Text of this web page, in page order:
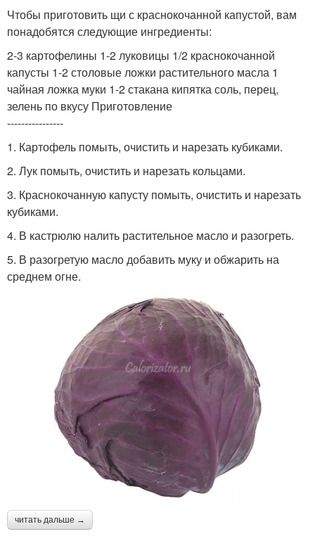
Чтобы приготовить щи с краснокочанной капустой, вам
понадобятся следующие ингредиенты:
2-3 картофелины 1-2 луковицы 1/2 краснокочанной
капусты 1-2 столовые ложки растительного масла 1
чайная ложка муки 1-2 стакана кипятка соль, перец,
зелень по вкусу Приготовление
----------------
1. Картофель помыть, очистить и нарезать кубиками.
2. Лук помыть, очистить и нарезать кольцами.
3. Краснокочанную капусту помыть, очистить и нарезать
кубиками.
4. В кастрюлю налить растительное масло и разогреть.
5. В разогретую масло добавить муку и обжарить на
среднем огне.
читать дальше →